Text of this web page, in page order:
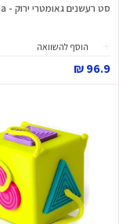
סט רעשנים גאומטרי ירוק - Hape Ha...
הוסף להשוואה
96.9 ₪